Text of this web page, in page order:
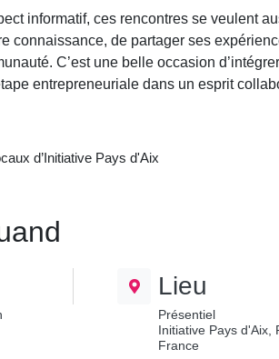
informatif, ces rencontres se veulent
connaissance, de partager ses
C’est une belle occasion
entrepreneuriale dans un esprit
d’Initiative Pays d'Aix
Lieu
Présentiel
Initiative Pays
France